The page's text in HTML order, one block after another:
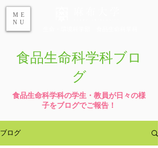
ME
NU
食品生命科学科ブロ
グ
食品生命科学科の学生・教員が日々の様
子をブログでご報告！
ブログ